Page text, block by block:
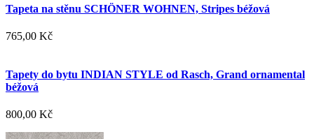
Tapeta na stěnu SCHÖNER WOHNEN, Stripes béžová
765,00 Kč
Tapety do bytu INDIAN STYLE od Rasch, Grand ornamental
béžová
800,00 Kč